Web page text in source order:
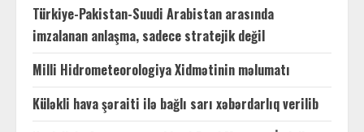
Türkiye-Pakistan-Suudi Arabistan arasında
imzalanan anlaşma, sadece stratejik değil
Milli Hidrometeorologiya Xidmətinin məlumatı
Küləkli hava şəraiti ilə bağlı sarı xəbərdarlıq verilib